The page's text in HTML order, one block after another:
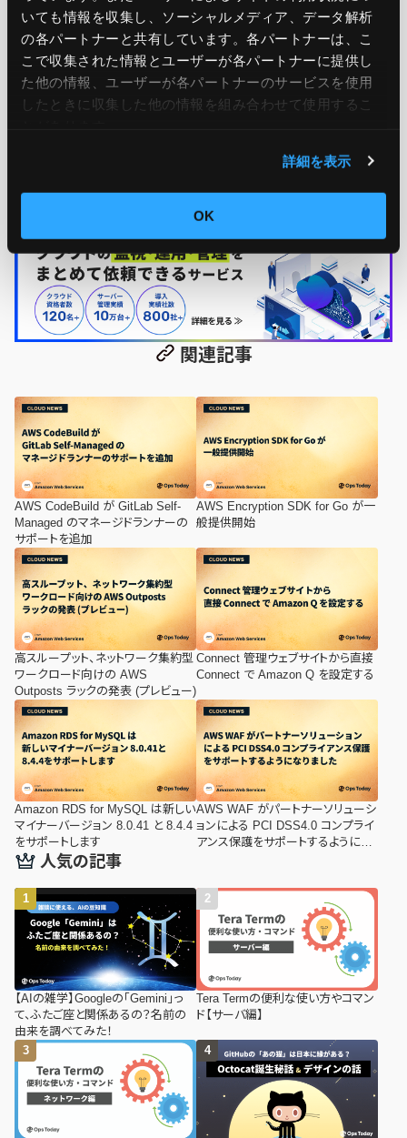
いても情報を収集し、ソーシャルメディア、データ解析
の各パートナーと共有しています。各パートナーは、こ
こで収集された情報とユーザーが各パートナーに提供し
た他の情報、ユーザーが各パートナーのサービスを使用
したときに収集した他の情報を組み合わせて使用​​するこ
詳細を表示
OK
Ops Today編集部 もっと読む
ーバー運用監視実績50,000台の実績をもとに、システム運用
監視に役立つ情報をお届けします！
関連記事
AWS CodeBuild が GitLab Self-
Managed のマネージドランナーの
サポートを追加
AWS Encryption SDK for Go が一
般提供開始
高スループット、ネットワーク集約型
ワークロード向けの AWS
Outposts ラックの発表 (プレビュー)
Connect 管理ウェブサイトから直接
Connect で Amazon Q を設定する
Amazon RDS for MySQL は新しい
マイナーバージョン 8.0.41 と 8.4.4
をサポートします
AWS WAF がパートナーソリューシ
ョンによる PCI DSS4.0 コンプライ
アンス保護をサポートするようにな
人気の記事
【AIの雑学】Googleの「Gemini」っ
て、ふたご座と関係あるの？名前の
由来を調べてみた！
Tera Termの便利な使い方やコマン
ド【サーバ編】